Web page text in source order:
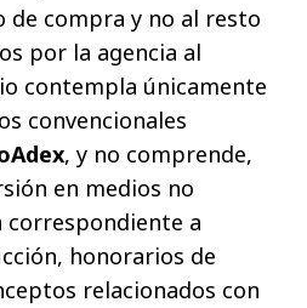
de compra y no al resto
por la agencia al
contempla únicamente
convencionales
, y no comprende,
en medios no
correspondiente a
honorarios de
relacionados con